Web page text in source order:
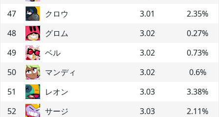
47
クロウ 3.01 2.35%
48
グロム 3.02 0.27%
49
ベル 3.02 0.73%
50
マンディ 3.02 0.6%
51
レオン 3.03 3.38%
52
サージ 3.03 2.11%